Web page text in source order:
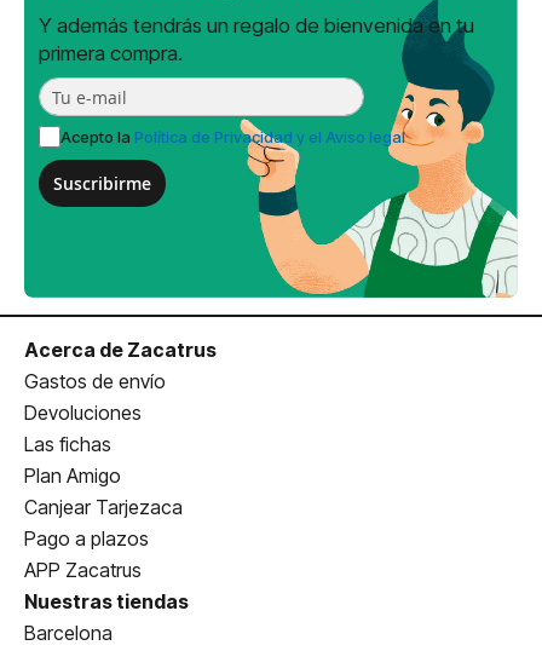
Y además tendrás un regalo de bienvenida en tu
primera compra.
Acepto la Política de Privacidad y el Aviso legal
Suscribirme
Acerca de Zacatrus
Gastos de envío
Devoluciones
Las fichas
Plan Amigo
Canjear Tarjezaca
Pago a plazos
APP Zacatrus
Nuestras tiendas
Barcelona